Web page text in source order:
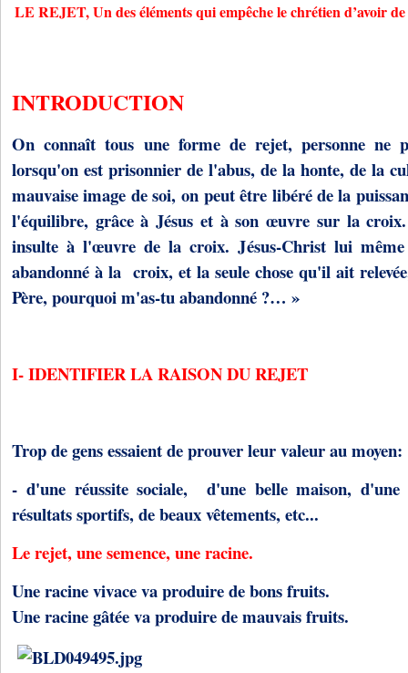
LE REJET, Un des éléments qui empêche le chrétien d’avoir
INTRODUCTION
On connaît tous une forme de rejet, personne ne
lorsqu'on est prisonnier de l'abus, de la honte, de la
mauvaise image de soi, on peut être libéré de la
l'équilibre, grâce à Jésus et à son œuvre sur la
insulte à l'œuvre de la croix. Jésus-Christ lui
abandonné à la croix, et la seule chose qu'il ait
Père, pourquoi m'as-tu abandonné ?… »
I- IDENTIFIER LA RAISON DU REJET
Trop de gens essaient de prouver leur valeur au moyen:
- d'une réussite sociale, d'une belle maison, d'une
résultats sportifs, de beaux vêtements, etc...
Le rejet, une semence, une racine.
Une racine vivace va produire de bons fruits.
Une racine gâtée va produire de mauvais fruits.